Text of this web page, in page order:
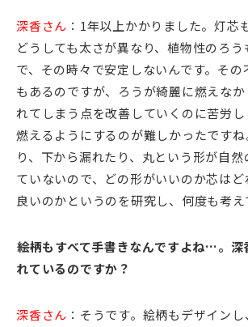
深香さん ：1年以上かかりました。灯芯
どうしても太さが異なり、植物性のろ
で、その時々で安定しないんです。その
もあるのですが、ろうが綺麗に燃えな
れてしまう点を改善していくのに苦労
燃えるようにするのが難しかったです
り、下から漏れたり、丸という形が自
ていないので、どの形がいいのか芯は
良いのかというのを研究し、何度も考え
――絵柄もすべて手書きなんですよね…。
れているのですか？
深香さん ：そうです。絵柄もデザイン